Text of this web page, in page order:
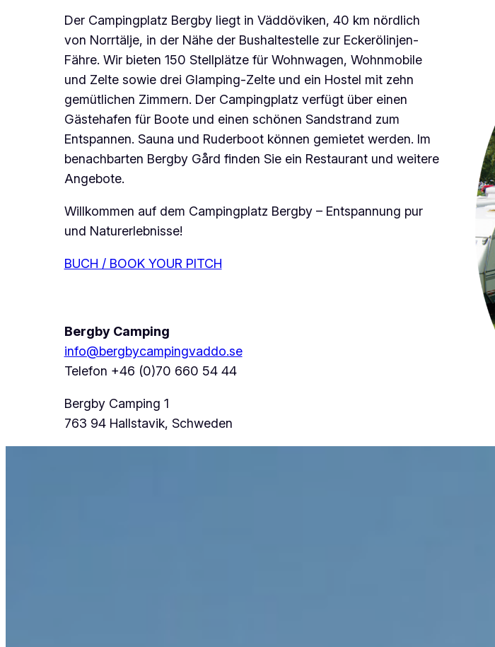
Der Campingplatz Bergby liegt in Väddöviken, 40 km nördlich
von Norrtälje, in der Nähe der Bushaltestelle zur Eckerölinjen-
Fähre. Wir bieten 150 Stellplätze für Wohnwagen, Wohnmobile
und Zelte sowie drei Glamping-Zelte und ein Hostel mit zehn
gemütlichen Zimmern. Der Campingplatz verfügt über einen
Gästehafen für Boote und einen schönen Sandstrand zum
Entspannen. Sauna und Ruderboot können gemietet werden. Im
benachbarten Bergby Gård finden Sie ein Restaurant und weitere
Angebote.
Willkommen auf dem Campingplatz Bergby – Entspannung pur
und Naturerlebnisse!
BUCH / BOOK YOUR PITCH
Bergby Camping
info@bergbycampingvaddo.se
Telefon +46 (0)70 660 54 44
Bergby Camping 1
763 94 Hallstavik, Schweden